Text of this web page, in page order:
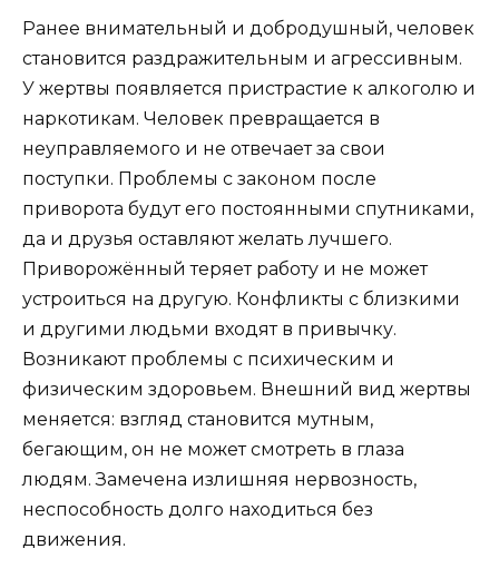
Ранее внимательный и добродушный, человек
становится раздражительным и агрессивным.
У жертвы появляется пристрастие к алкоголю и
наркотикам. Человек превращается в
неуправляемого и не отвечает за свои
поступки. Проблемы с законом после
приворота будут его постоянными спутниками,
да и друзья оставляют желать лучшего.
Приворожённый теряет работу и не может
устроиться на другую. Конфликты с близкими
и другими людьми входят в привычку.
Возникают проблемы с психическим и
физическим здоровьем. Внешний вид жертвы
меняется: взгляд становится мутным,
бегающим, он не может смотреть в глаза
людям. Замечена излишняя нервозность,
неспособность долго находиться без
движения.